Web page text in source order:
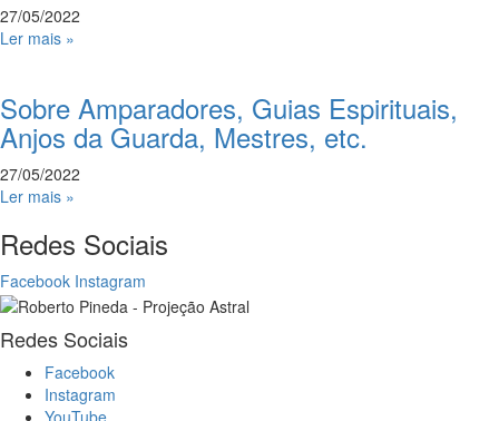
27/05/2022
Ler mais »
Sobre Amparadores, Guias Espirituais,
Anjos da Guarda, Mestres, etc.
27/05/2022
Ler mais »
Redes Sociais
Facebook Instagram
Redes Sociais
Facebook
Instagram
YouTube